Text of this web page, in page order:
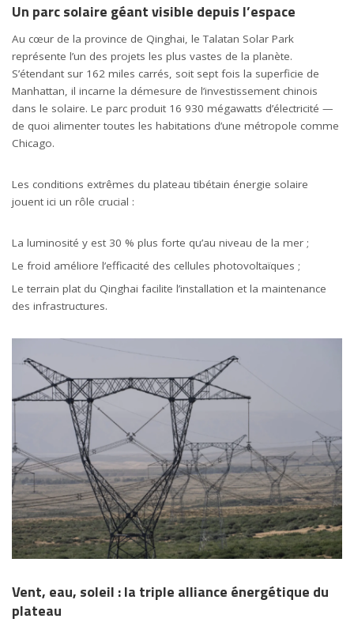
Un parc solaire géant visible depuis l’espace
Au cœur de la province de Qinghai, le Talatan Solar Park
représente l’un des projets les plus vastes de la planète.
S’étendant sur 162 miles carrés, soit sept fois la superficie de
Manhattan, il incarne la démesure de l’investissement chinois
dans le solaire. Le parc produit 16 930 mégawatts d’électricité —
de quoi alimenter toutes les habitations d’une métropole comme
Chicago.
Les conditions extrêmes du plateau tibétain énergie solaire
jouent ici un rôle crucial :
La luminosité y est 30 % plus forte qu’au niveau de la mer ;
Le froid améliore l’efficacité des cellules photovoltaïques ;
Le terrain plat du Qinghai facilite l’installation et la maintenance
des infrastructures.
Vent, eau, soleil : la triple alliance énergétique du
plateau